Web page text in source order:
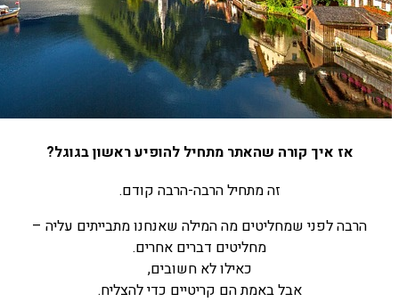
אז איך קורה שהאתר מתחיל להופיע ראשון בגוגל?
זה מתחיל הרבה-הרבה קודם.
הרבה לפני שמחליטים מה המילה שאנחנו מתבייתים עליה –
מחליטים דברים אחרים.
כאילו לא חשובים,
אבל באמת הם קריטיים כדי להצליח.